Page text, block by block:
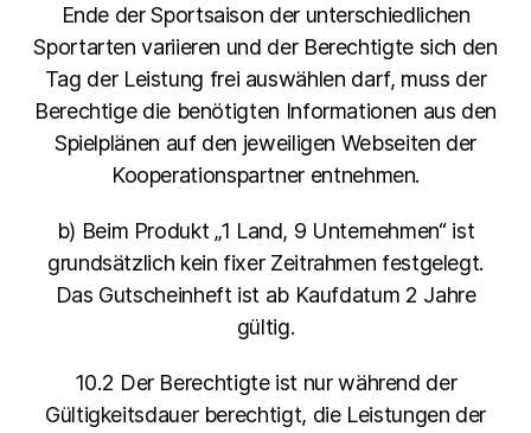
Ende der Sportsaison der unterschiedlichen
Sportarten variieren und der Berechtigte sich den
Tag der Leistung frei auswählen darf, muss der
Berechtige die benötigten Informationen aus den
Spielplänen auf den jeweiligen Webseiten der
Kooperationspartner entnehmen.
b) Beim Produkt „1 Land, 9 Unternehmen“ ist
grundsätzlich kein fixer Zeitrahmen festgelegt.
Das Gutscheinheft ist ab Kaufdatum 2 Jahre
gültig.
10.2 Der Berechtigte ist nur während der
Gültigkeitsdauer berechtigt, die Leistungen der